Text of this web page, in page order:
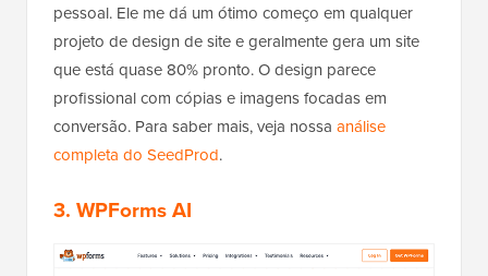
pessoal. Ele me dá um ótimo começo em qualquer
projeto de design de site e geralmente gera um site
que está quase 80% pronto. O design parece
profissional com cópias e imagens focadas em
conversão. Para saber mais, veja nossa análise
completa do SeedProd.
3. WPForms AI